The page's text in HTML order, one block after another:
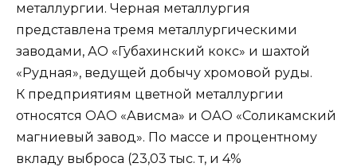
металлургии. Черная металлургия
представлена тремя металлургическими
заводами, АО «Губахинский кокс» и шахтой
«Рудная», ведущей добычу хромовой руды.
К предприятиям цветной металлургии
относятся ОАО «Ависма» и ОАО «Соликамский
магниевый завод». По массе и процентному
вкладу выброса (23,03 тыс. т, и 4%